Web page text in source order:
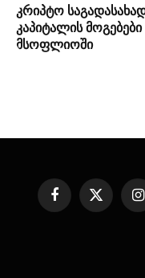
კრიპტო
კაპიტალის
მსოფლიოში
FacebookX
(Twitter)